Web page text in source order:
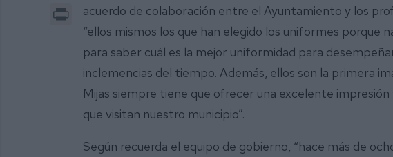
Print
acuerdo de colaboración entre el Ayuntamiento y los
“ellos mismos los que han elegido los uniformes porque
para saber cuál es la mejor uniformidad para
inclemencias del tiempo. Además, ellos son la primera
Mijas siempre tiene que ofrecer una excelente
que visitan nuestro municipio”.
Según recuerda el equipo de gobierno, “hace más de